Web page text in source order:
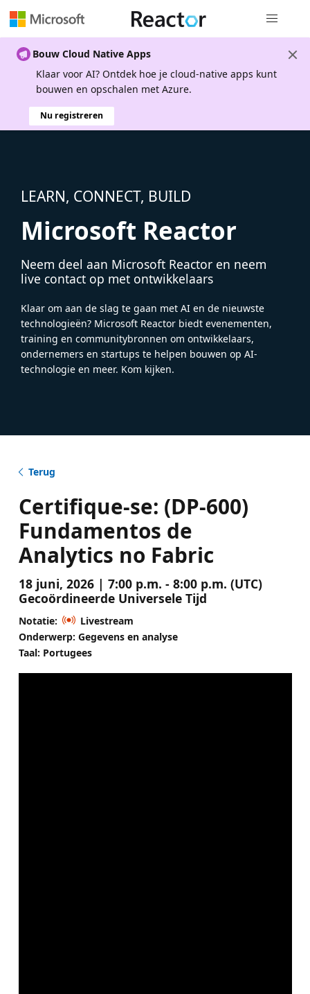
Bouw Cloud Native Apps
Klaar voor AI? Ontdek hoe je cloud-native apps kunt
bouwen en opschalen met Azure.
Nu registreren
LEARN, CONNECT, BUILD
Microsoft Reactor
Neem deel aan Microsoft Reactor en neem
live contact op met ontwikkelaars
Klaar om aan de slag te gaan met AI en de nieuwste
technologieën? Microsoft Reactor biedt evenementen,
training en communitybronnen om ontwikkelaars,
ondernemers en startups te helpen bouwen op AI-
technologie en meer. Kom kijken.
Terug
Certifique-se: (DP-600)
Fundamentos de
Analytics no Fabric
18 juni, 2026 | 7:00 p.m. - 8:00 p.m. (UTC)
Gecoördineerde Universele Tijd
Notatie:
Livestream
Onderwerp: Gegevens en analyse
Taal: Portugees